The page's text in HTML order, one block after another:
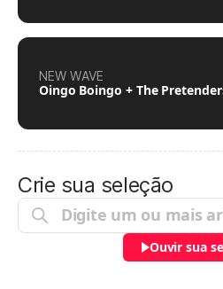
NEW WAVE
Oingo Boingo + The
Crie sua seleção
Ouvir sua